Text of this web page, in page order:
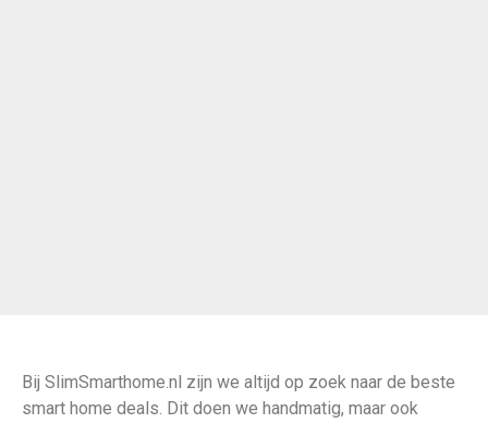
Bij SlimSmarthome.nl zijn we altijd op zoek naar de beste
smart home deals. Dit doen we handmatig, maar ook